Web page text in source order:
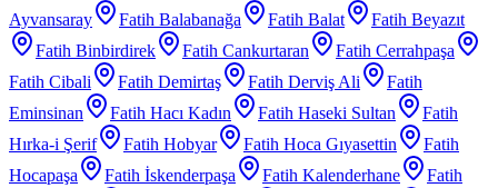
Ayvansaray
Fatih Balabanağa Fatih Balat
Fatih Beyazıt
Fatih Binbirdirek
Fatih Cankurtaran
Fatih Cerrahpaşa
Fatih Cibali
Fatih Demirtaş Fatih Derviş Ali
Fatih
Eminsinan
Fatih Hacı Kadın Fatih Haseki Sultan
Fatih
Hırka-i Şerif
Fatih Hobyar Fatih Hoca Gıyasettin
Fatih
Hocapaşa
Fatih İskenderpaşa Fatih Kalenderhane Fatih